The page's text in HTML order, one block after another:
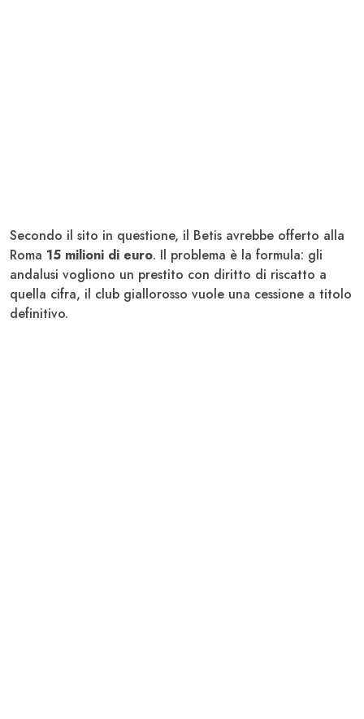
Secondo il sito in questione, il Betis avrebbe offerto alla
Roma 15 milioni di euro. Il problema è la formula: gli
andalusi vogliono un prestito con diritto di riscatto a
quella cifra, il club giallorosso vuole una cessione a titolo
definitivo.